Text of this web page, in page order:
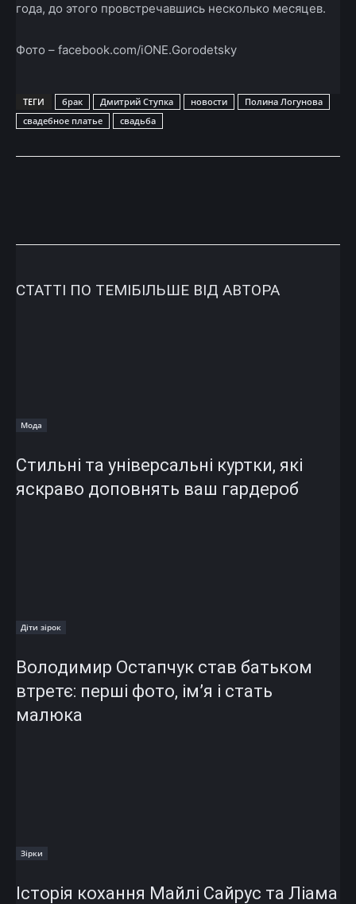
года, до этого провстречавшись несколько месяцев.
Фото – facebook.com/iONE.Gorodetsky
ТЕГИ брак Дмитрий Ступка новости
Полина Логунова
свадебное платье
свадьба
СТАТТІ ПО ТЕМІБІЛЬШЕ ВІД АВТОРА
Мода
Стильні та універсальні куртки, які
яскраво доповнять ваш гардероб
Діти зірок
Володимир Остапчук став батьком
втретє: перші фото, ім’я і стать
малюка
Зірки
Історія кохання Майлі Сайрус та Ліама